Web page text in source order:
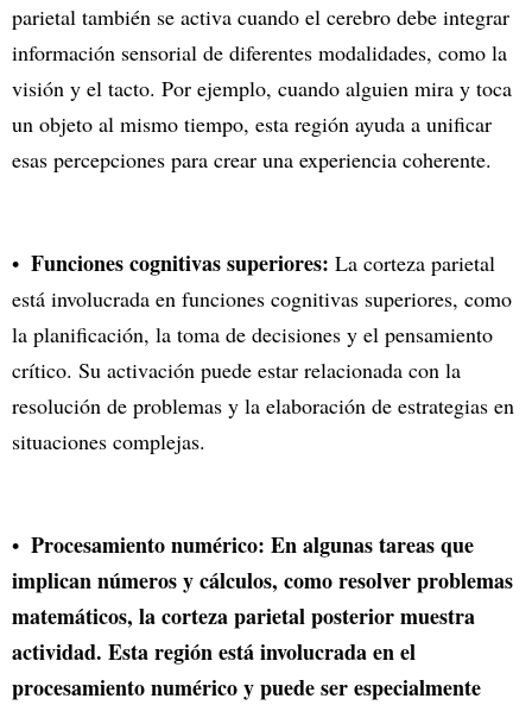
parietal también se activa cuando el cerebro debe integrar
información sensorial de diferentes modalidades, como la
visión y el tacto. Por ejemplo, cuando alguien mira y toca
un objeto al mismo tiempo, esta región ayuda a unificar
esas percepciones para crear una experiencia coherente.
Funciones cognitivas superiores: La corteza parietal
está involucrada en funciones cognitivas superiores, como
la planificación, la toma de decisiones y el pensamiento
crítico. Su activación puede estar relacionada con la
resolución de problemas y la elaboración de estrategias en
situaciones complejas.
Procesamiento numérico: En algunas tareas que
implican números y cálculos, como resolver problemas
matemáticos, la corteza parietal posterior muestra
actividad. Esta región está involucrada en el
procesamiento numérico y puede ser especialmente